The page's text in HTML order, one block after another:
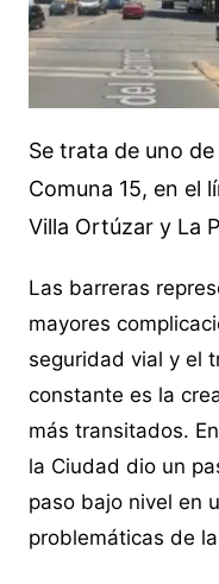
Se trata de uno
Comuna 15, en el
Villa Ortúzar y La
Las barreras
mayores
seguridad vial y el
constante es la
más transitados.
la Ciudad dio un
paso bajo nivel en
problemáticas de